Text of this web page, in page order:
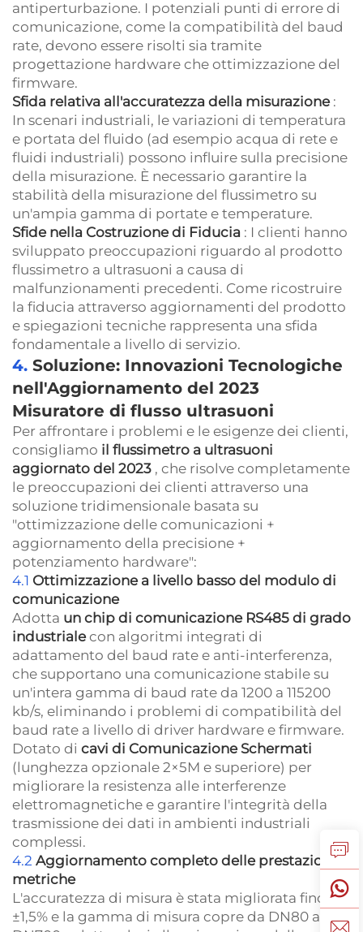
antiperturbazione. I potenziali punti di errore di
comunicazione, come la compatibilità del baud
rate, devono essere risolti sia tramite
progettazione hardware che ottimizzazione del
firmware.
Sfida relativa all'accuratezza della misurazione :
In scenari industriali, le variazioni di temperatura
e portata del fluido (ad esempio acqua di rete e
fluidi industriali) possono influire sulla precisione
della misurazione. È necessario garantire la
stabilità della misurazione del flussimetro su
un'ampia gamma di portate e temperature.
Sfide nella Costruzione di Fiducia : I clienti hanno
sviluppato preoccupazioni riguardo al prodotto
flussimetro a ultrasuoni a causa di
malfunzionamenti precedenti. Come ricostruire
la fiducia attraverso aggiornamenti del prodotto
e spiegazioni tecniche rappresenta una sfida
fondamentale a livello di servizio.
4. Soluzione: Innovazioni Tecnologiche
nell'Aggiornamento del 2023
Misuratore di flusso ultrasuoni
Per affrontare i problemi e le esigenze dei clienti,
consigliamo il flussimetro a ultrasuoni
aggiornato del 2023 , che risolve completamente
le preoccupazioni dei clienti attraverso una
soluzione tridimensionale basata su
"ottimizzazione delle comunicazioni +
aggiornamento della precisione +
potenziamento hardware":
4.1 Ottimizzazione a livello basso del modulo di
comunicazione
Adotta un chip di comunicazione RS485 di grado
industrialecon algoritmi integrati di
adattamento del baud rate e anti-interferenza,
che supportano una comunicazione stabile su
un'intera gamma di baud rate da 1200 a 115200
kb/s, eliminando i problemi di compatibilità del
baud rate a livello di driver hardware e firmware.
Dotato di cavi di Comunicazione Schermati
(lunghezza opzionale 2×5M e superiore) per
migliorare la resistenza alle interferenze
elettromagnetiche e garantire l'integrità della
trasmissione dei dati in ambienti industriali
complessi.
4.2 Aggiornamento completo delle prestazioni
metriche
L'accuratezza di misura è stata migliorata fino a
±1,5% e la gamma di misura copre da DN80 a